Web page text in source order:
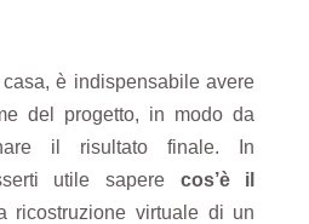
è indispensabile avere
del progetto, in modo da
il risultato finale. In
utile sapere cos’è il
ricostruzione virtuale di un